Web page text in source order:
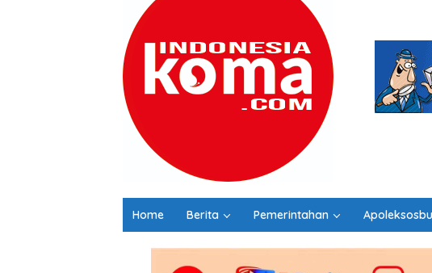
Home Berita Pemerintahan